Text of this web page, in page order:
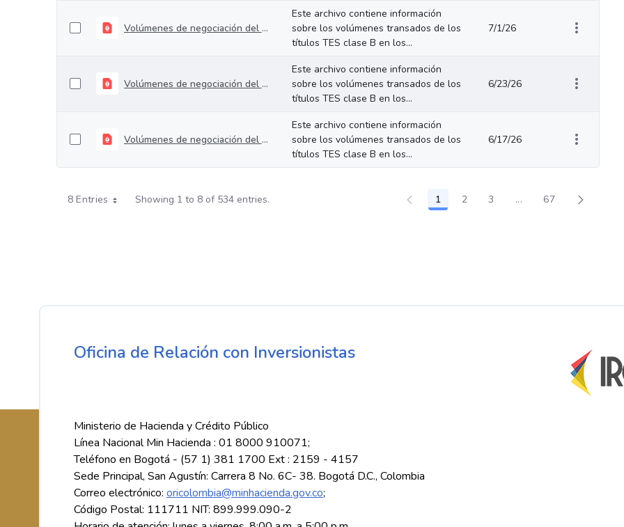
Volúmenes de negociación del 22 al 26 de junio de 2026
Este archivo contiene información
sobre los volúmenes transados de los
títulos TES clase B en los...
7/1/26
Volúmenes de negociación del 16 al 19 de junio de 2026
Este archivo contiene información
sobre los volúmenes transados de los
títulos TES clase B en los...
6/23/26
Volúmenes de negociación del 09 al 12 de junio de 2026
Este archivo contiene información
sobre los volúmenes transados de los
títulos TES clase B en los...
6/17/26
8 Entries Showing 1 to 8 of 534 entries. Page
1 Page
2 Page
3 ...Intermediate Pages
Page
67
Oficina de Relación con Inversionistas
Ministerio de Hacienda y Crédito Público
Línea Nacional Min Hacienda : 01 8000 910071;
Teléfono en Bogotá - (57 1) 381 1700 Ext : 2159 - 4157
Sede Principal, San Agustín: Carrera 8 No. 6C- 38. Bogotá D.C., Colombia
Correo electrónico: oricolombia@minhacienda.gov.co;
Código Postal: 111711 NIT: 899.999.090-2